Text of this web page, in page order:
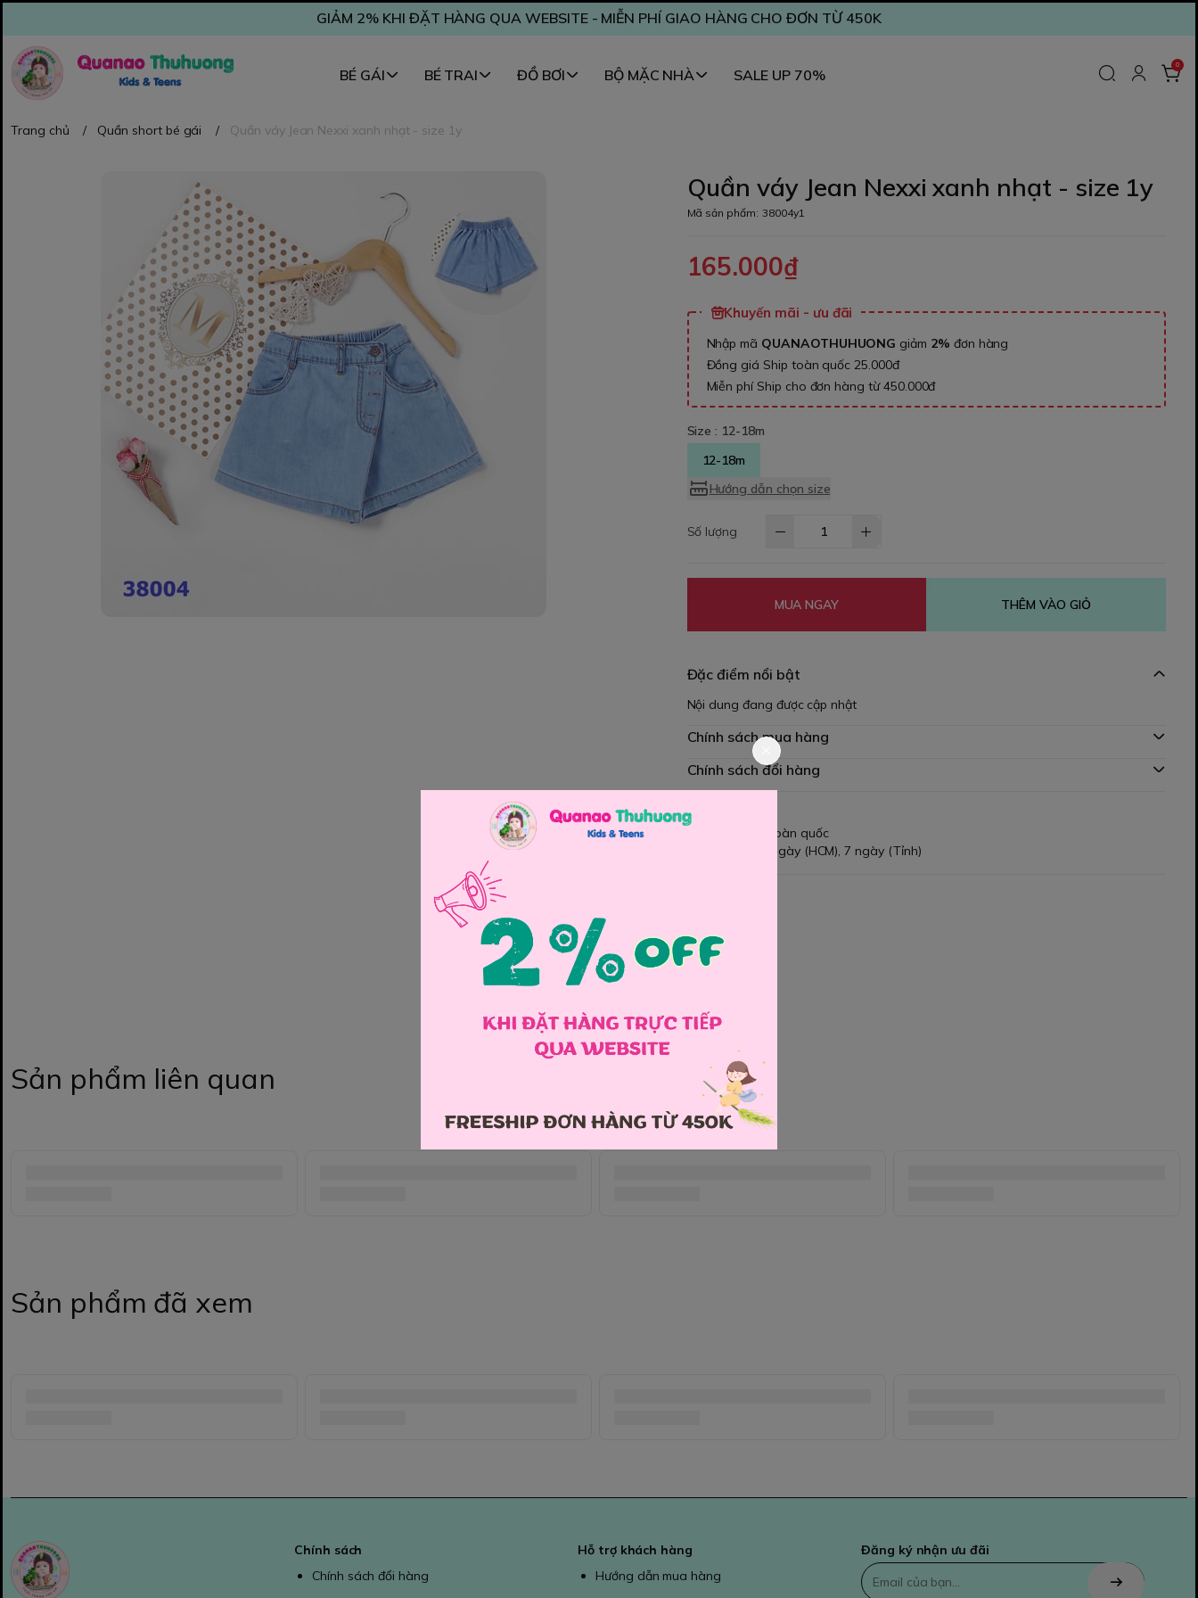
GIẢM 2% KHI ĐẶT HÀNG QUA WEBSITE - MIỄN PHÍ GIAO HÀNG CHO ĐƠN TỪ 450K
BÉ GÁI BÉ TRAI ĐỒ BƠI BỘ MẶC NHÀ SALE UP 70%
0
Trang chủ / Quần short bé gái / Quần váy Jean Nexxi xanh nhạt - size 1y
Quần váy Jean Nexxi xanh nhạt - size 1y
Mã sản phẩm: 38004y1
165.000₫
Khuyến mãi - ưu đãi
Nhập mã QUANAOTHUHUONG giảm 2% đơn hàng
Đồng giá Ship toàn quốc 25.000đ
Miễn phí Ship cho đơn hàng từ 450.000đ
Size : 12-18m
12-18m
Hướng dẫn chọn size
Số lượng
MUA NGAY THÊM VÀO GIỎ
Đặc điểm nổi bật
Nội dung đang được cập nhật
Chính sách mua hàng
Chính sách đổi hàng
Giao hàng toàn quốc
Đổi hàng 3 ngày (HCM), 7 ngày (Tỉnh)
Sản phẩm liên quan
Sản phẩm đã xem
Chính sách
Chính sách đổi hàng
Hỗ trợ khách hàng
Hướng dẫn mua hàng
Đăng ký nhận ưu đãi